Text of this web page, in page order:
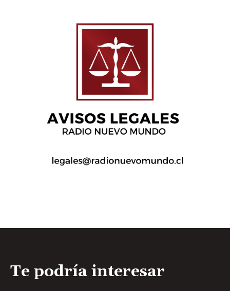
Te podría interesar